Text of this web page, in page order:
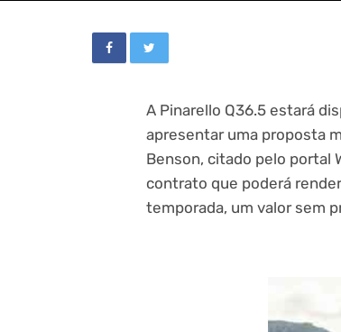
A Pinarello Q36.5 estará
apresentar uma proposta
Benson, citado pelo portal
contrato que poderá
temporada, um valor sem